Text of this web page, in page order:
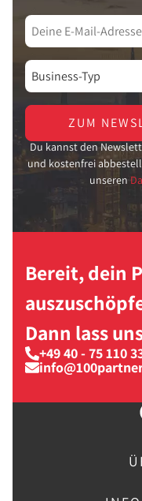
ZUM
Du kannst den
und kostenfrei
unseren
Bereit, dein
Dann lass
+49 40 - 75 110